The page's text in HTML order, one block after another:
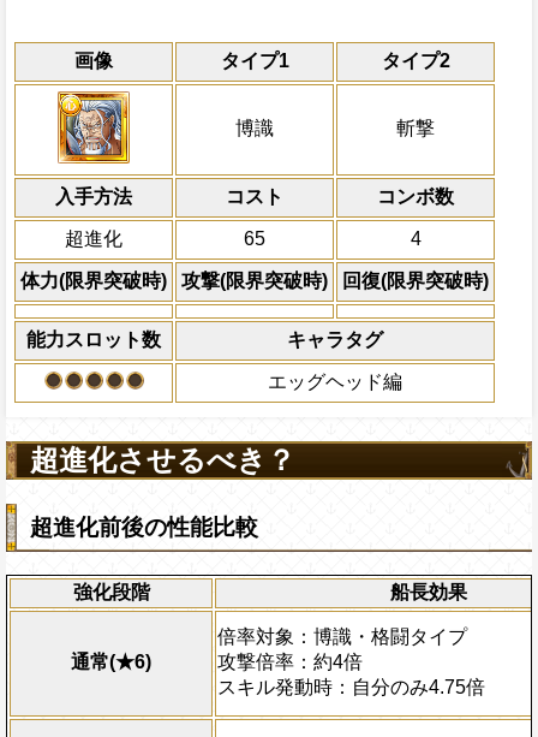
画像 タイプ1 タイプ2
博識 斬撃
入手方法 コスト コンボ数
超進化 65 4
体力(限界突破時) 攻撃(限界突破時) 回復(限界突破時)
能力スロット数 キャラタグ
エッグヘッド編
通常 23→18ターン
限界突破
通常時
敵1体に全ての防御効果を無視してキャ
ターン回復、[お邪魔]を含む全てのスロッ
ットに変換、自分のスロットを[連]
ーンの間博識・斬撃・格闘タイプキャラ
の影響を2.5倍、博識と格闘タイプの通常
御効果を無視してダメージを与えること
プキャラの次回の最後のタップ時の攻撃
(同様の効果がかかった場合蓄積可能：最
【他の必殺技を2回以上使用している場
でこの必殺技を使用できません。またこ
た場合、同ターン内で使用できる必殺技
無属性ダメージを与え、一味にかかって
ターン回復、[お邪魔]を含む全てのスロッ
ーンの間博識・斬撃・格闘タイプキャラ
スロットの影響を2.5倍、博識と格闘タイ
全ての防御効果を無視してダメージを与
斬撃タイプキャラの次回の最後のタップ
昇させる(同様の効果がかかった場合蓄積
値200%)【他の必殺技を2回以上使用して
共闘性能
船長効果
冒険開始時の必殺タ
キャラの攻撃を
にし、他の属性キャ
必殺技
ターン数：12
全プレイヤーの一味
全てのスロットを自
換し、一味の必殺タ
利効果を1ターン延長
アクション
2ターンの間敵全体の
を30%下げ、斬撃タ
げる
効果
知属性から受けるダメージを5%減らし、
ータスの9%をサポート対象キャラの基礎
乗せする
対象
心属性
習得する効果
自分は必殺ターン巻き戻しを5ター
知属性から受けるダメージを5%減
冒険開始時の自分の必殺ターンを5
体力50%以下の時、PERFECTなら
通常時
博識・斬撃・格闘タイプキャラの攻撃を
メージ15%減、自属性スロットの出現率
スロットも有利スロット扱いにな
れたターンは自分の攻撃が5.25倍になる
Lv上限突破
博識・斬撃・格闘タイプキャラの攻撃を5
ージ20%減、自属性スロットの出現率が
[心][連]スロットも有利スロット扱いにな
ウン状態を10ターン回復、このキャラが
状態でタップした時、1ターンの間敵全体
10%下げ、「強大な冥王の威圧」が使用
分の攻撃が5.75倍になる
レベル上限突破
Lv1
最大Lv.105
最大Lv.110
アップLv.6、体力アップLv5、防御
Lv3
最大Lv.120
船長効果
：博識・斬撃・格闘タイ
5倍、受けるダメージ20%減、自属
現率が上昇し、一味は[心][連]スロ
ト扱いになり、一味は攻撃ダウン
復、このキャラが[心]
た時、1ターンの間敵全体の心属性
げ、「強大な冥王の威圧」が使用
分の攻撃が5.75倍になる
Lv4
最大Lv.130
海賊祭必殺技
：敵全体に2000の固
秒)、攻撃の高い仲間1体の攻撃ア
最大Lv.150
必殺技：敵1体に全ての防御効果を
の攻撃×300倍の無属性ダメージを
っている痺れ状態を7ターン回復、
てのスロットを自属性スロットに
ットを[連]スロットに変換し、1タ
撃・格闘タイプキャラの攻撃を
影響を2.5倍、博識と格闘タイプの
超進化させるべき？
超進化前後の性能比較
強化段階 船長効果
通常(★6)
倍率対象：博識・格闘タイプ
攻撃倍率：約4倍
スキル発動時：自分のみ4.75倍